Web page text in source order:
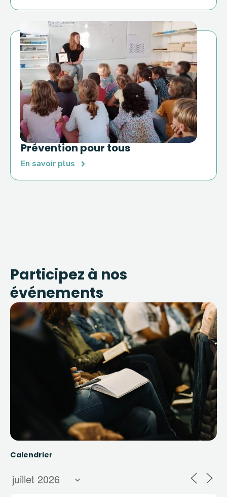
Prévention pour tous
En savoir plus
Participez à nos
événements
Calendrier